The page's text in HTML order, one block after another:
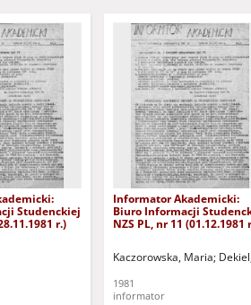
Studenckiej
r.)
Informator Akademicki:
Biuro Informacji
NZS PL, nr 11 (01.12.1981
Kaczorowska, Maria
1981
informator